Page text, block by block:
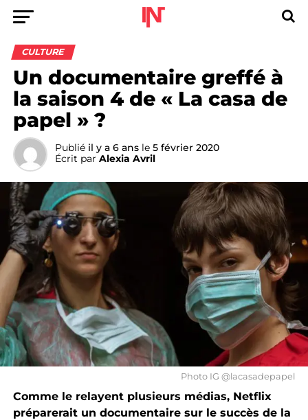
CULTURE
Un documentaire greffé à
la saison 4 de « La casa de
papel » ?
Publié il y a 6 ans le 5 février 2020
Écrit par Alexia Avril
Photo IG @lacasadepapel
Comme le relayent plusieurs médias, Netflix
préparerait un documentaire sur le succès de la